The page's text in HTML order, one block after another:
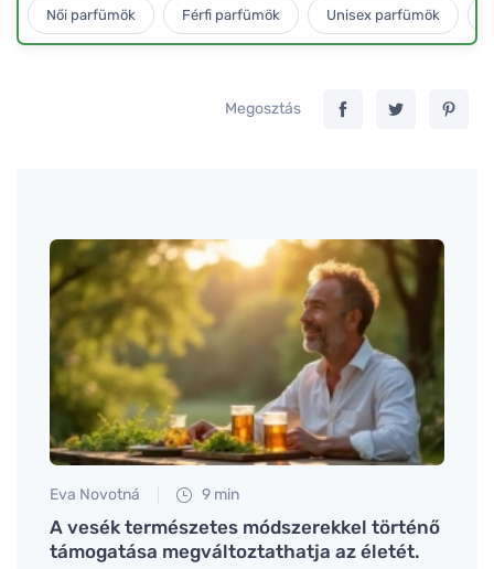
Női parfümök Férfi parfümök Unisex parfümök
Megosztás
Eva Novotná 9 min
A vesék természetes módszerekkel történő
támogatása megváltoztathatja az életét.